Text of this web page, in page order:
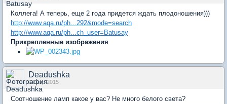
Коллега! А теперь, еще 2 года придется ждать плодоношения)))
http://www.aqa.ru/ph...292&mode=search
http://www.aqa.ru/ph...ch_user=Batusay
Прикрепленные изображения
Deadushka
04 апр 2015
Соотношение ламп какое у вас? Не много белого света?